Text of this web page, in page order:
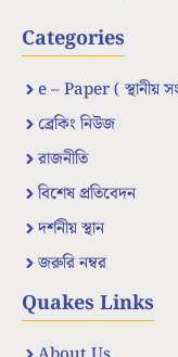
Categories
e – Paper ( স্থানীয়
ব্রেকিং নিউজ
রাজনীতি
বিশেষ প্রতিবেদন
দর্শনীয় স্থান
জরুরি নম্বর
Quakes Links